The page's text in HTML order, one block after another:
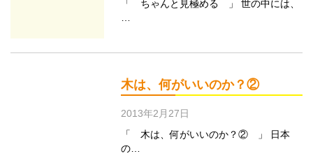
「 ちゃんと見極める 」 世の中には、
木は、何がいいのか？②
2013年2月27日
「 木は、何がいいのか？② 」 日本
の…